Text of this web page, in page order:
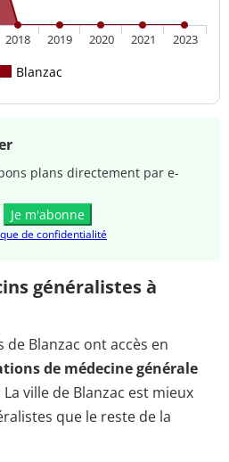
Blanzac
2018 2019 2020 2021 2023
plans directement par e-
Je m'abonne
de confidentialité
généralistes à
de Blanzac ont accès en
de médecine générale
La ville de Blanzac est mieux
que le reste de la